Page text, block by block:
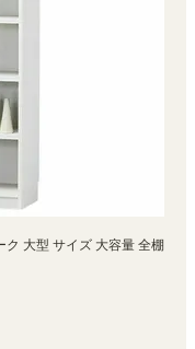
大型 サイズ 大容量 全棚